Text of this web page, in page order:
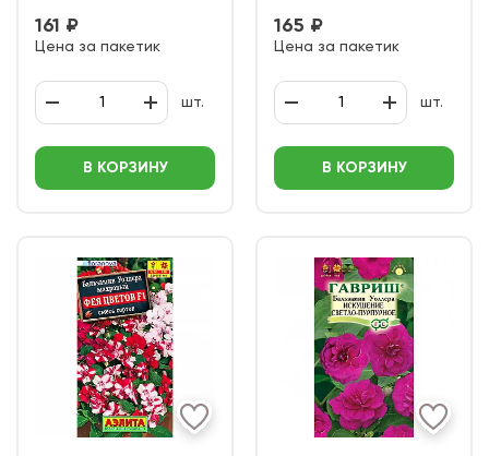
161 ₽
Цена за пакетик
шт.
В КОРЗИНУ
165 ₽
Цена за пакетик
шт.
В КОРЗИНУ